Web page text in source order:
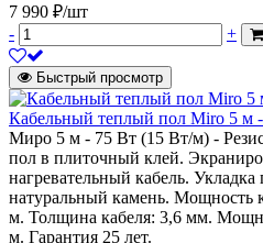
7 990 ₽/шт
-
+
Быстрый просмотр
Кабельный теплый пол Miro 5 м
Миро 5 м - 75 Вт (15 Вт/м) -
пол в плиточный клей.
нагревательный кабель.
натуральный камень. Мощность
м. Толщина кабеля: 3,6 мм.
м. Гарантия 25 лет.